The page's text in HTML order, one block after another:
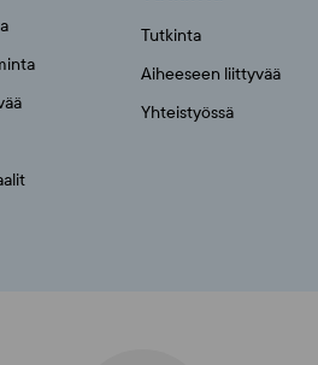
Tutkinta
Aiheeseen liittyvää
Yhteistyössä